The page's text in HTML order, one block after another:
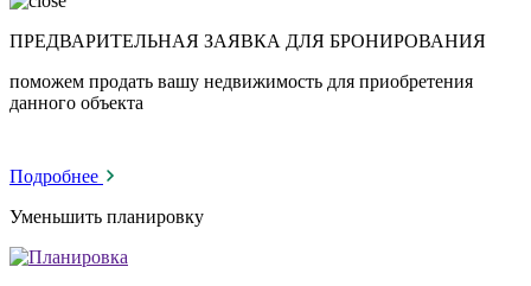
ПРЕДВАРИТЕЛЬНАЯ ЗАЯВКА ДЛЯ БРОНИРОВАНИЯ
поможем продать вашу недвижимость для приобретения
данного объекта
Подробнее
Уменьшить планировку